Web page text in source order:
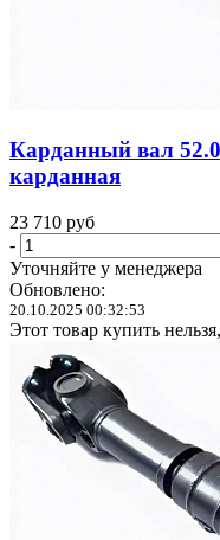
Карданный вал
карданная
23 710 руб
-
Уточняйте у менеджера
Обновлено:
20.10.2025 00:32:53
Этот товар купить